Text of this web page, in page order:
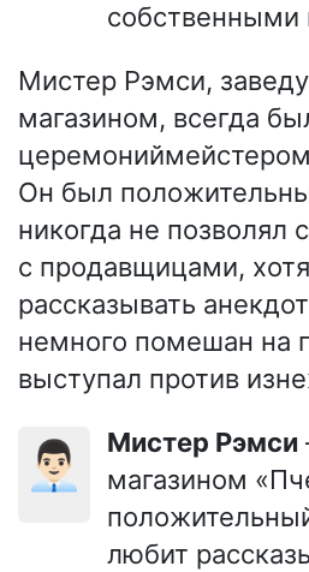
собственными
Мистер Рэмси,
магазином, всегда
Он был
никогда не позволял
с продавщицами,
рассказывать
немного помешан на
выступал против
👨🏻‍💼 Мистер Рэмси
магазином
любит